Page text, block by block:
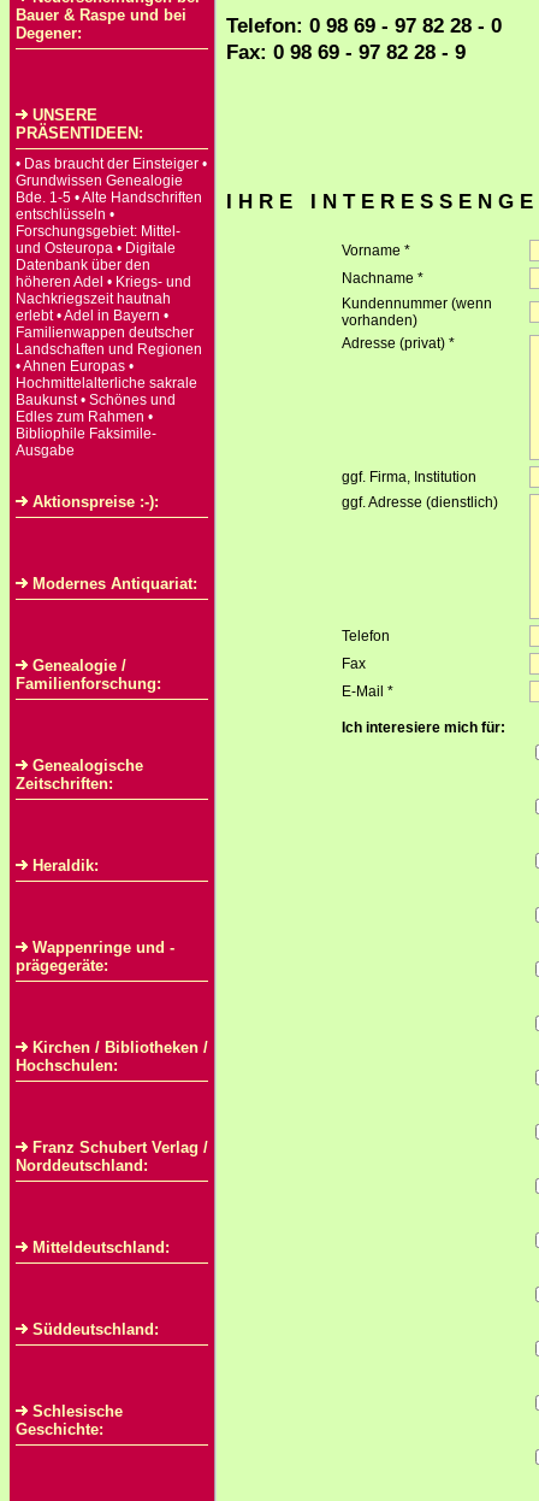
Bauer & Raspe und bei
Degener:
UNSERE
PRÄSENTIDEEN:
• Das braucht der Einsteiger •
Grundwissen Genealogie
Bde. 1-5 • Alte Handschriften
entschlüsseln •
Forschungsgebiet: Mittel-
und Osteuropa • Digitale
Datenbank über den
höheren Adel • Kriegs- und
Nachkriegszeit hautnah
erlebt • Adel in Bayern •
Familienwappen deutscher
Landschaften und Regionen
• Ahnen Europas •
Hochmittelalterliche sakrale
Baukunst • Schönes und
Edles zum Rahmen •
Bibliophile Faksimile-
Ausgabe
Aktionspreise :-):
Modernes Antiquariat:
Genealogie /
Familienforschung:
Genealogische
Zeitschriften:
Heraldik:
Wappenringe und -
prägegeräte:
Kirchen / Bibliotheken /
Hochschulen:
Franz Schubert Verlag /
Norddeutschland:
Mitteldeutschland:
Süddeutschland:
Schlesische
Geschichte:
Telefon: 0 98 69 - 97 82 28 - 0
Fax: 0 98 69 - 97 82 28 - 9
I H R E I N T E R E S S E N G
Vorname *
Nachname *
Kundennummer (wenn
vorhanden)
Adresse (privat) *
ggf. Firma, Institution
ggf. Adresse (dienstlich)
Telefon
Fax
E-Mail *
Ich interesiere mich für: